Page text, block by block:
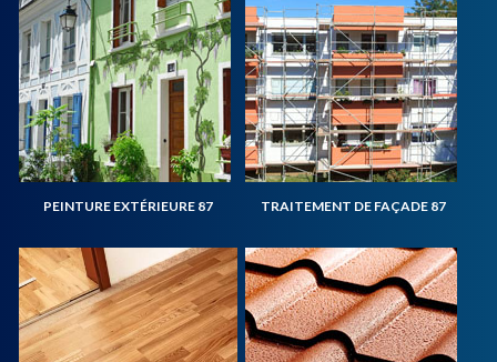
PEINTURE EXTÉRIEURE 87 TRAITEMENT DE FAÇADE 87